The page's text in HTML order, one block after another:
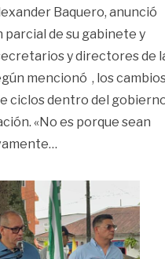
Baquero, anunció
de su gabinete y
y directores de
mencionó , los
ciclos dentro del
«No es porque sean
…